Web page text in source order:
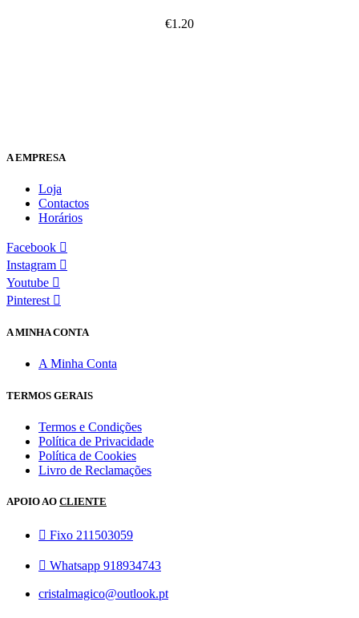
€1.20
A EMPRESA
Loja
Contactos
Horários
Facebook
Instagram
Youtube
Pinterest
A MINHA CONTA
A Minha Conta
TERMOS GERAIS
Termos e Condições
Política de Privacidade
Política de Cookies
Livro de Reclamações
APOIO AO CLIENTE
Fixo 211503059
Whatsapp 918934743
cristalmagico@outlook.pt